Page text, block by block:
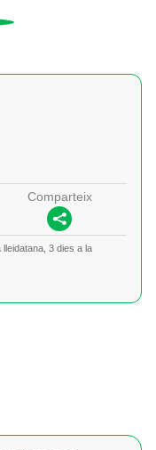
Comparteix
3 dies a la